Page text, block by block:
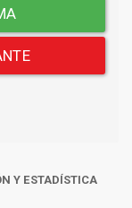
Y ESTADÍSTICA